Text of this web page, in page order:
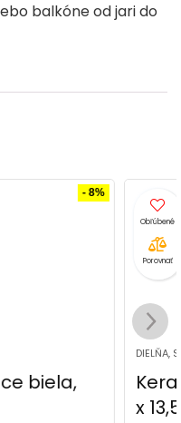
balkóne od jari do
Blossom, 14